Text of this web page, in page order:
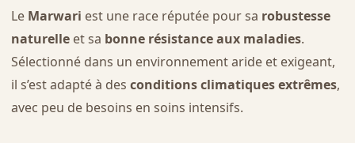
Le Marwari est une race réputée pour sa robustesse
naturelleet sa bonne résistance aux maladies.
Sélectionné dans un environnement aride et exigeant,
il s’est adapté à des conditions climatiques extrêmes,
avec peu de besoins en soins intensifs.